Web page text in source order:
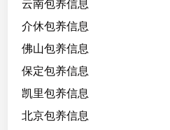
C
大
一
生
，
云南包养信息
介休包养信息
佛山包养信息
保定包养信息
凯里包养信息
北京包养信息